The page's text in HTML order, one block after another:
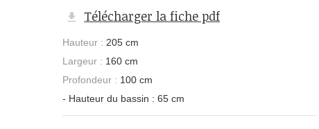
Télécharger la fiche pdf
Hauteur : 205 cm
Largeur : 160 cm
Profondeur : 100 cm
- Hauteur du bassin : 65 cm